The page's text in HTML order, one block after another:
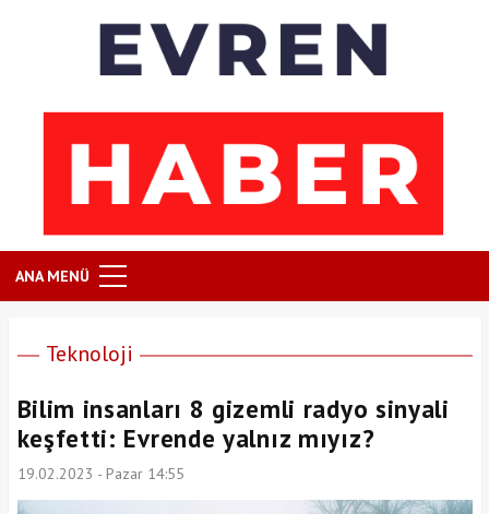
ANA MENÜ
Teknoloji
Bilim insanları 8 gizemli radyo sinyali
keşfetti: Evrende yalnız mıyız?
19.02.2023 - Pazar 14:55